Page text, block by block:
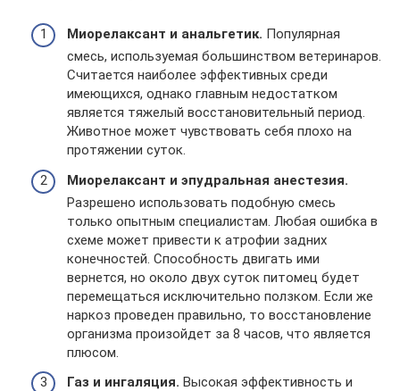
Миорелаксант и анальгетик. Популярная
смесь, используемая большинством ветеринаров.
Считается наиболее эффективных среди
имеющихся, однако главным недостатком
является тяжелый восстановительный период.
Животное может чувствовать себя плохо на
протяжении суток.
Миорелаксант и эпудральная анестезия.
Разрешено использовать подобную смесь
только опытным специалистам. Любая ошибка в
схеме может привести к атрофии задних
конечностей. Способность двигать ими
вернется, но около двух суток питомец будет
перемещаться исключительно ползком. Если же
наркоз проведен правильно, то восстановление
организма произойдет за 8 часов, что является
плюсом.
Газ и ингаляция. Высокая эффективность и